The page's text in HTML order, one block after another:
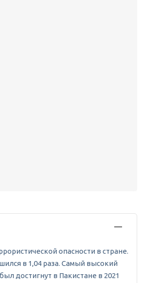
опасности в стране.
в 1,04 раза. Самый высокий
достигнут в Пакистане в 2021